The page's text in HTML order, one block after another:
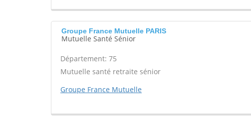
Groupe France Mutuelle PARIS
Mutuelle Santé Sénior
Département: 75
Mutuelle santé retraite sénior
Groupe France Mutuelle